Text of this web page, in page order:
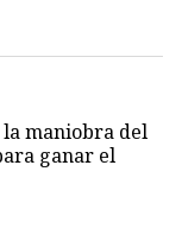
la maniobra del
ganar el